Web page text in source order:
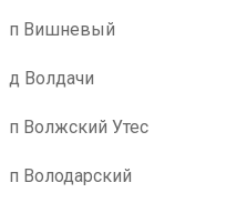
п Вишневый
д Волдачи
п Волжский Утес
п Володарский